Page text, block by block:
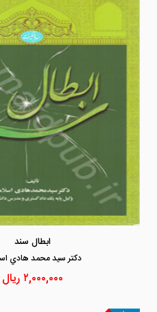
ابطال سند
دكتر سيد محمد هادي
۲,۰۰۰,۰۰۰ریال